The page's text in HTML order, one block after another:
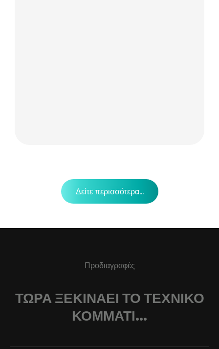
Δείτε περισσότερα...
Προδιαγραφές
ΤΏΡΑ ΞΕΚΙΝΆΕΙ ΤΟ ΤΕΧΝΙΚΌ
ΚΟΜΜΆΤΙ...